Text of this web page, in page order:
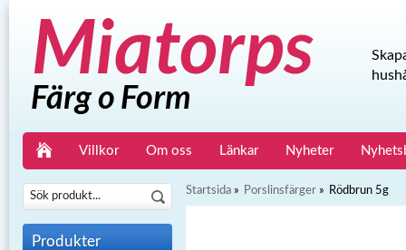
Villkor Om oss Länkar Nyheter
Produkter
Startsida » Porslinsfärger » Rödbrun 5g